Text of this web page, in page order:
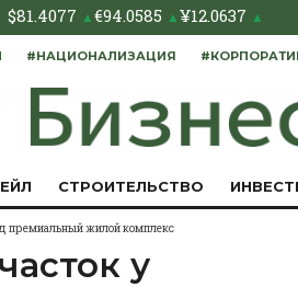
$81.4077 ▲€94.0585 ▲¥12.0637 ▲
#НАЦИОНАЛИЗАЦИЯ
СТРОИТЕЛЬСТВО
премиальный жилой комплекс
у